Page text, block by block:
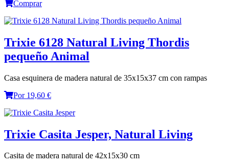
Comprar
Trixie 6128 Natural Living Thordis
pequeño Animal
Casa esquinera de madera natural de 35x15x37 cm con rampas
Por 19,60 €
Trixie Casita Jesper, Natural Living
Casita de madera natural de 42x15x30 cm